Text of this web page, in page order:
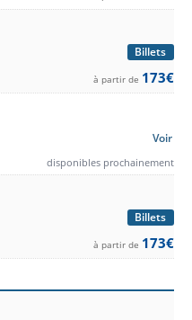
Billets
à partir de 173€
Voir
disponibles prochainement
Billets
à partir de 173€